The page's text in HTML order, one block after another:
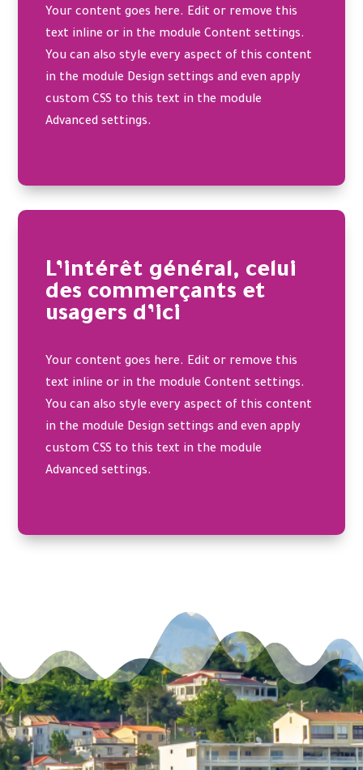
Your content goes here. Edit or remove this
text inline or in the module Content settings.
You can also style every aspect of this content
in the module Design settings and even apply
custom CSS to this text in the module
Advanced settings.
L’intérêt général, celui
des commerçants et
usagers d’ici
Your content goes here. Edit or remove this
text inline or in the module Content settings.
You can also style every aspect of this content
in the module Design settings and even apply
custom CSS to this text in the module
Advanced settings.